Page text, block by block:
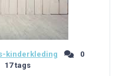
kinderkleding
0
17 tags